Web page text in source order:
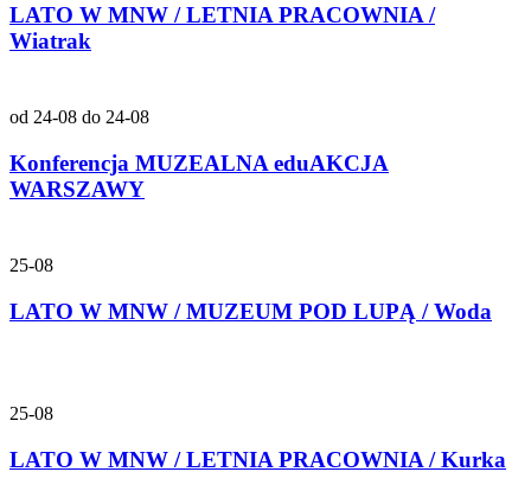
LATO W MNW / LETNIA PRACOWNIA /
Wiatrak
od 24-08 do 24-08
Konferencja MUZEALNA eduAKCJA
WARSZAWY
25-08
LATO W MNW / MUZEUM POD LUPĄ / Woda
25-08
LATO W MNW / LETNIA PRACOWNIA / Kurka